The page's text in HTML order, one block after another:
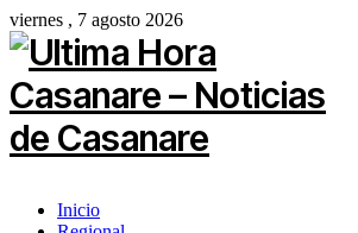
viernes , 7 agosto 2026
Inicio